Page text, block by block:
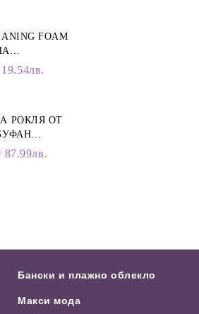
FOAM
ПЯНА ЗА
19.54лв.
РОКЛЯ ОТ
87.99лв.
Бански и плажно облекло
Макси мода